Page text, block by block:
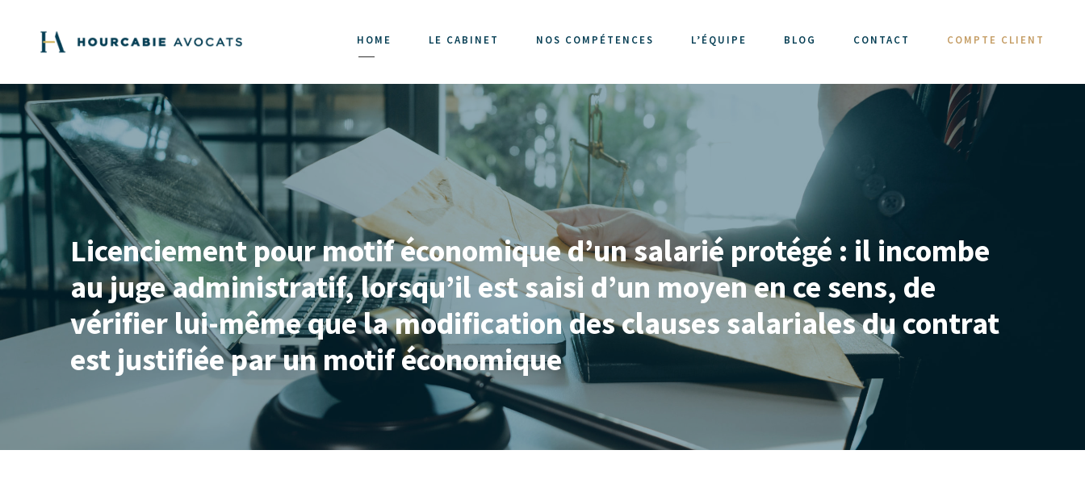
HOME LE CABINET NOS COMPÉTENCES L’ÉQUIPE BLOG CONTACT COMPTE CLIENT
Licenciement pour motif économique d’un salarié protégé : il incombe
au juge administratif, lorsqu’il est saisi d’un moyen en ce sens, de
vérifier lui-même que la modification des clauses salariales du contrat
est justifiée par un motif économique